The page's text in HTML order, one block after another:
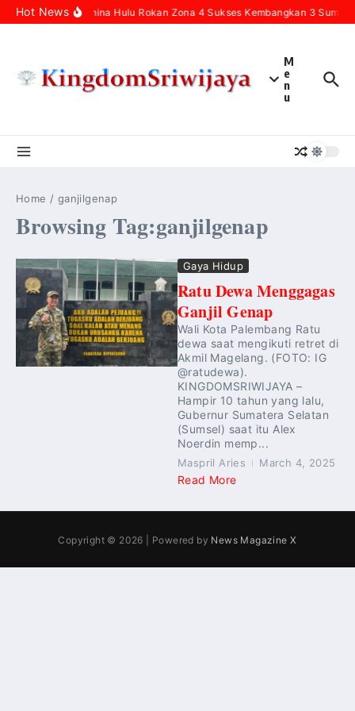
Skip to content
Hot NewsPertamina Hulu Rokan Zona 4 Sukses Kembangkan 3
M
e
n
u
Home / ganjilgenap
Browsing Tag:ganjilgenap
Gaya Hidup
Ratu Dewa Menggagas
Ganjil Genap
Wali Kota Palembang Ratu
dewa saat mengikuti retret di
Akmil Magelang. (FOTO: IG
@ratudewa).
KINGDOMSRIWIJAYA –
Hampir 10 tahun yang lalu,
Gubernur Sumatera Selatan
(Sumsel) saat itu Alex
Noerdin memp...
Maspril Aries March 4, 2025
Read More
Copyright © 2026 | Powered by News Magazine X